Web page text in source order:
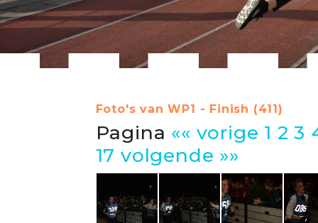
Foto's van WP1 - Finish (411)
Pagina «« vorige 1 2 3
17 volgende »»